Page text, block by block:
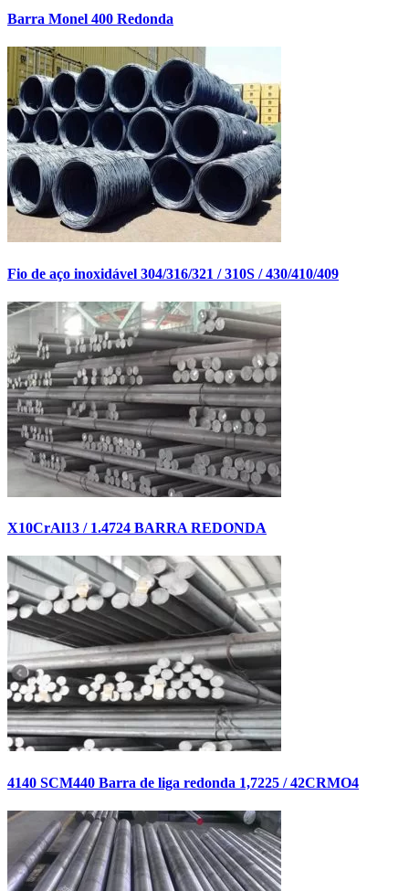
Barra Monel 400 Redonda
Fio de aço inoxidável 304/316/321 / 310S / 430/410/409
X10CrAl13 / 1.4724 BARRA REDONDA
4140 SCM440 Barra de liga redonda 1,7225 / 42CRMO4